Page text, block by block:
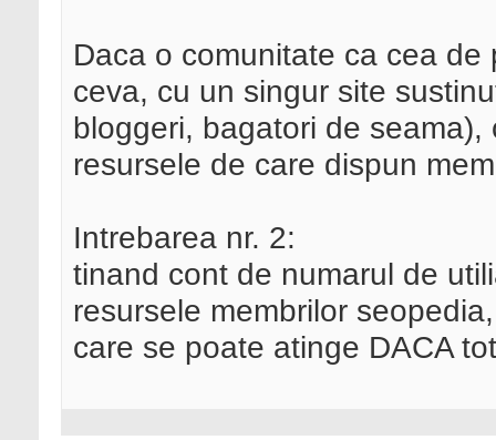
Daca o comunitate ca cea
ceva, cu un singur site
bloggeri, bagatori de
resursele de care dispun
Intrebarea nr. 2:
tinand cont de numarul de
resursele membrilor
care se poate atinge DACA